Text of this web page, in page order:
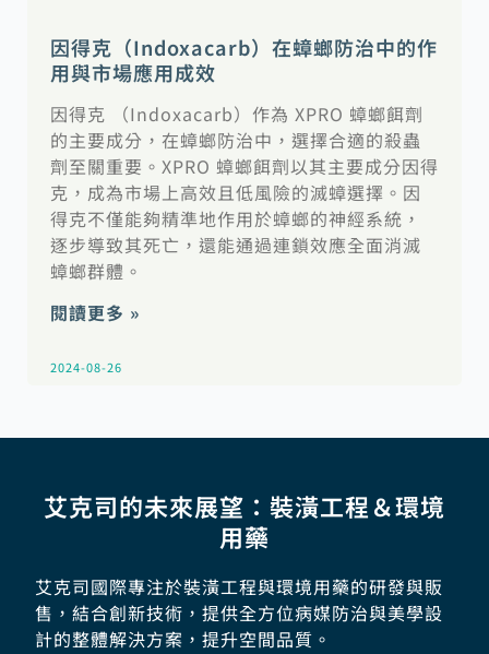
因得克（Indoxacarb）在蟑螂防治中的作
用與市場應用成效
因得克 （Indoxacarb）作為 XPRO 蟑螂餌劑
的主要成分，在蟑螂防治中，選擇合適的殺蟲
劑至關重要。XPRO 蟑螂餌劑以其主要成分因得
克，成為市場上高效且低風險的滅蟑選擇。因
得克不僅能夠精準地作用於蟑螂的神經系統，
逐步導致其死亡，還能通過連鎖效應全面消滅
蟑螂群體。
閱讀更多 »
2024-08-26
艾克司的未來展望：裝潢工程＆環境
用藥
艾克司國際專注於裝潢工程與環境用藥的研發與販
售，結合創新技術，提供全方位病媒防治與美學設
計的整體解決方案，提升空間品質。